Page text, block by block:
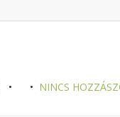
NINCS